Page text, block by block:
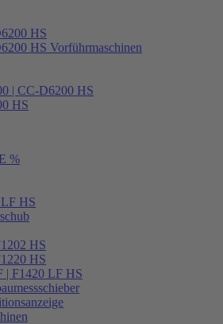
HS
HS Vorführmaschinen
| CC-D6200 HS
HS
%
HS
HS
HS
| F1420 LF HS